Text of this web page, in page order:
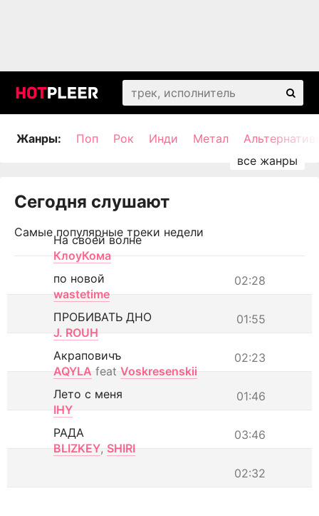
Жанры: Поп Рок Инди Метал
Сегодня слушают
Самые популярные треки недели
На своей волне
КлоуКома
02:28
по новой
wastetime
01:55
ПРОБИВАТЬ ДНО
J. ROUH
02:23
Акраповичъ
AQYLA feat Voskresenskii
01:46
Лето с меня
IHY
03:46
РАДА
BLIZKEY, SHIRI
02:32